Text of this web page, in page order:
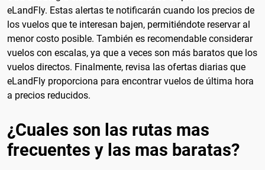
eLandFly. Estas alertas te notificarán cuando los precios de
los vuelos que te interesan bajen, permitiéndote reservar al
menor costo posible. También es recomendable considerar
vuelos con escalas, ya que a veces son más baratos que los
vuelos directos. Finalmente, revisa las ofertas diarias que
eLandFly proporciona para encontrar vuelos de última hora
a precios reducidos.
¿Cuales son las rutas mas
frecuentes y las mas baratas?